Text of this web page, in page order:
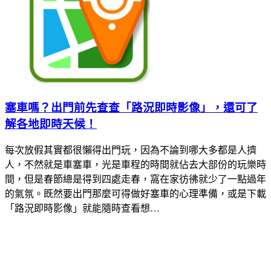
塞車嗎？出門前先查查「路況即時影像」，還可了
解各地即時天候！
每次放假其實都很懶得出門玩，因為不論到哪大多都是人擠
人，不然就是車塞車，光是車程的時間就佔去大部份的玩樂時
間，但是春節總是得到四處走春，窩在家彷彿就少了一點過年
的氣氛。既然要出門那麼可得做好塞車的心理準備，或是下載
「路況即時影像」就能隨時查看想…